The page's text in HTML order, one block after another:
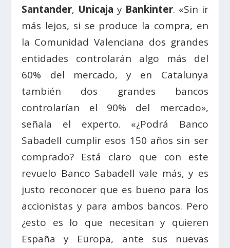
Santander, Unicaja y Bankinter. «Sin ir
más lejos, si se produce la compra, en
la Comunidad Valenciana dos grandes
entidades controlarán algo más del
60% del mercado, y en Catalunya
también dos grandes bancos
controlarían el 90% del mercado»,
señala el experto. «¿Podrá Banco
Sabadell cumplir esos 150 años sin ser
comprado? Está claro que con este
revuelo Banco Sabadell vale más, y es
justo reconocer que es bueno para los
accionistas y para ambos bancos. Pero
¿esto es lo que necesitan y quieren
España y Europa, ante sus nuevas